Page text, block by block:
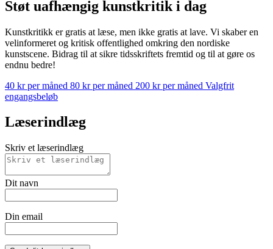
Støt uafhængig kunstkritik i dag
Kunstkritikk er gratis at læse, men ikke gratis at lave. Vi skaber en
velinformeret og kritisk offentlighed omkring den nordiske
kunstscene. Bidrag til at sikre tidsskriftets fremtid og til at gøre os
endnu bedre!
40 kr per måned 80 kr per måned 200 kr per måned Valgfrit
engangsbeløb
Læserindlæg
Skriv et læserindlæg
Dit navn
Din email